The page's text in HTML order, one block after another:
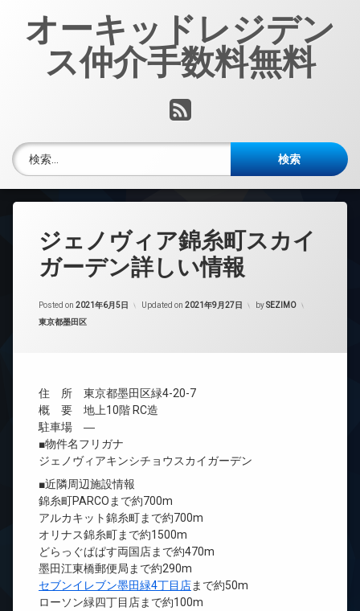
オーキッドレジデン
ス仲介手数料無料
RSS
検索:
ジェノヴィア錦糸町スカイ
ガーデン詳しい情報
Posted on 2021年6月5日 Updated on 2021年9月27日 bySEZIMO
カテゴリー:
東京都墨田区
住 所 東京都墨田区緑4-20-7
概 要 地上10階 RC造
駐車場 ―
■物件名フリガナ
ジェノヴィアキンシチョウスカイガーデン
■近隣周辺施設情報
錦糸町PARCOまで約700m
アルカキット錦糸町まで約700m
オリナス錦糸町まで約1500m
どらっぐぱぱす両国店まで約470m
墨田江東橋郵便局まで約290m
セブンイレブン墨田緑4丁目店まで約50m
ローソン緑四丁目店まで約100m